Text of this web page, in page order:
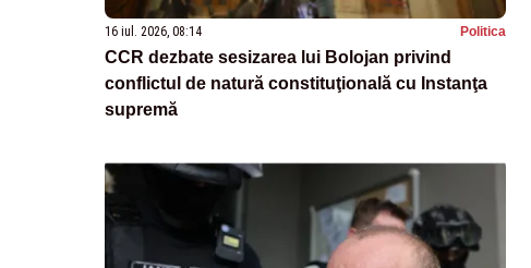
16 iul. 2026, 08:14 Politica
CCR dezbate sesizarea lui Bolojan privind
conflictul de natură constituţională cu Instanţa
supremă